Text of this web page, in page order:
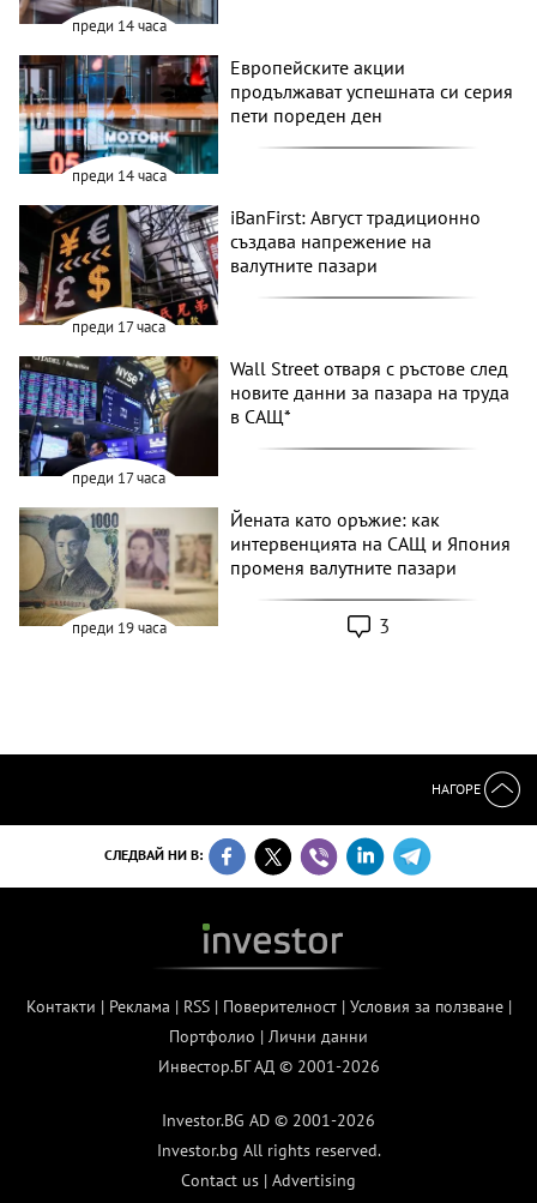
преди 14 часа
преди 14 часа
Европейските акции
продължават успешната си серия
пети пореден ден
преди 17 часа
iBanFirst: Август традиционно
създава напрежение на
валутните пазари
преди 17 часа
Wall Street отваря с ръстове след
новите данни за пазара на труда
в САЩ*
преди 19 часа
Йената като оръжие: как
интервенцията на САЩ и Япония
променя валутните пазари
3
НАГОРЕ
СЛЕДВАЙ НИ В:
Контакти | Реклама | RSS| Поверителност| Условия за ползване|
Портфолио | Лични данни
Инвестор.БГ АД © 2001-2026
Investor.BG AD © 2001-2026
Investor.bg All rights reserved.
Contact us | Advertising